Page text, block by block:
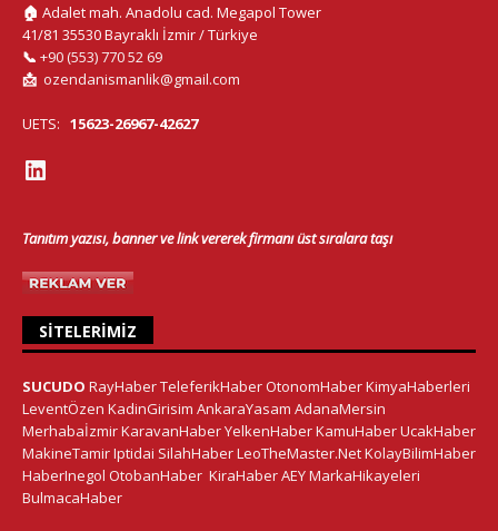
🏠 Adalet mah. Anadolu cad. Megapol Tower
41/81 35530 Bayraklı İzmir / Türkiye
📞 +90 (553) 770 52 69
📩 ozendanismanlik@gmail.com
UETS: 15623-26967-42627
Tanıtım yazısı, banner ve link vererek firmanı üst sıralara taşı
SITELERIMIZ
SUCUDO RayHaberTeleferikHaberOtonomHaberKimyaHaberleri
LeventÖzen KadinGirisim AnkaraYasam AdanaMersin
MerhabaİzmirKaravanHaberYelkenHaberKamuHaberUcakHaber
MakineTamirIptidai SilahHaberLeoTheMaster.NetKolayBilimHaber
HaberInegol OtobanHaber KiraHaberAEYMarkaHikayeleri
BulmacaHaber